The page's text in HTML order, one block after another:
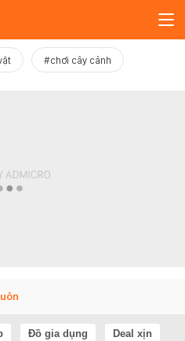
#chơi cây cảnh
Đồ gia dụng Deal xịn